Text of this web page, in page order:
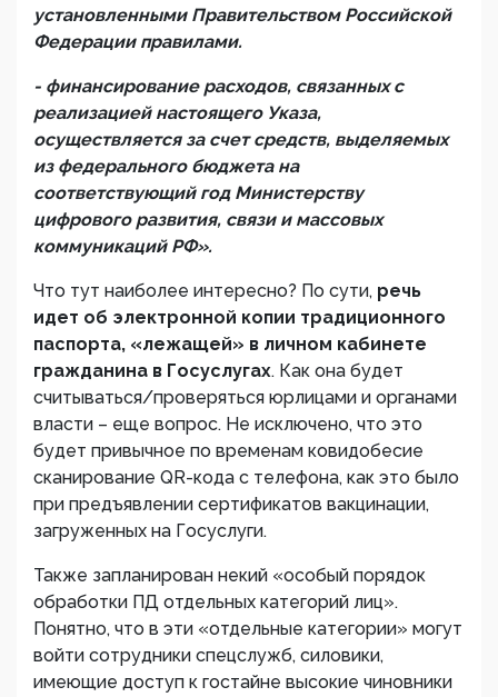
установленными Правительством Российской
Федерации правилами.
- финансирование расходов, связанных с
реализацией настоящего Указа,
осуществляется за счет средств, выделяемых
из федерального бюджета на
соответствующий год Министерству
цифрового развития, связи и массовых
коммуникаций РФ».
Что тут наиболее интересно? По сути, речь
идет об электронной копии традиционного
паспорта, «лежащей» в личном кабинете
гражданина в Госуслугах. Как она будет
считываться/проверяться юрлицами и органами
власти – еще вопрос. Не исключено, что это
будет привычное по временам ковидобесие
сканирование QR-кода с телефона, как это было
при предъявлении сертификатов вакцинации,
загруженных на Госуслуги.
Также запланирован некий «особый порядок
обработки ПД отдельных категорий лиц».
Понятно, что в эти «отдельные категории» могут
войти сотрудники спецслужб, силовики,
имеющие доступ к гостайне высокие чиновники